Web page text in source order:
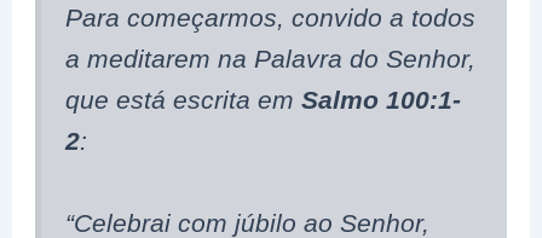
Para começarmos, convido a todos
a meditarem na Palavra do Senhor,
que está escrita emSalmo 100:1-
2:
“Celebrai com júbilo ao Senhor,